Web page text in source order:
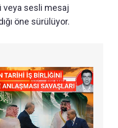
veya sesli mesaj
öne sürülüyor.